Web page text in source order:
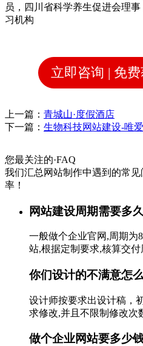
员，四川省科学养生促进会理
习机构
立即咨询 | 免
上一篇： 青城山·度假酒店
下一篇： 生物科技网站建设-唯
您最关注的·FAQ
我们汇总网站制作中遇到的常
率！
网站建设周期需要多
一般做个企业官网,周期为
站,根据定制要求,核算交付
你们设计的不满意怎
设计师按要求出设计稿，
求修改,并且不限制修改次
做个企业网站要多少